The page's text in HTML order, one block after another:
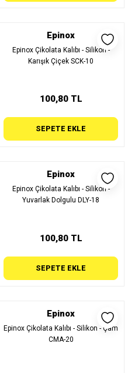
Epinox
Epinox Çikolata Kalıbı - Silikon -
Karışık Çiçek SCK-10
100,80 TL
SEPETE EKLE
Epinox
Epinox Çikolata Kalıbı - Silikon -
Yuvarlak Dolgulu DLY-18
100,80 TL
SEPETE EKLE
Epinox
Epinox Çikolata Kalıbı - Silikon - Çam
CMA-20